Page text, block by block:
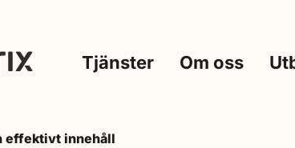
Tjänster Om oss
effektivt innehåll